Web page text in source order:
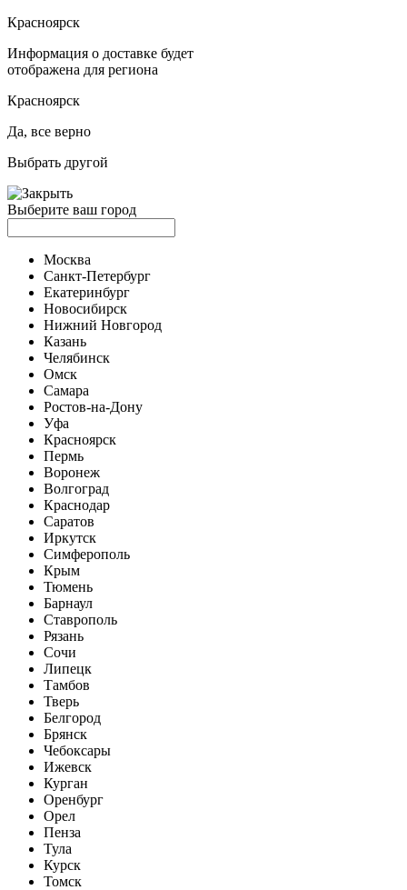
Красноярск
Информация о доставке будет
отображена для региона
Красноярск
Да, все верно
Выбрать другой
Выберите ваш город
Москва
Санкт-Петербург
Екатеринбург
Новосибирск
Нижний Новгород
Казань
Челябинск
Омск
Самара
Ростов-на-Дону
Уфа
Красноярск
Пермь
Воронеж
Волгоград
Краснодар
Саратов
Иркутск
Симферополь
Крым
Тюмень
Барнаул
Ставрополь
Рязань
Сочи
Липецк
Тамбов
Тверь
Белгород
Брянск
Чебоксары
Ижевск
Курган
Оренбург
Орел
Пенза
Тула
Курск
Томск